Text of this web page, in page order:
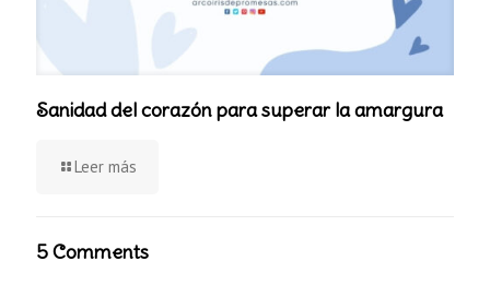
Sanidad del corazón para superar la amargura
Leer más
5 Comments